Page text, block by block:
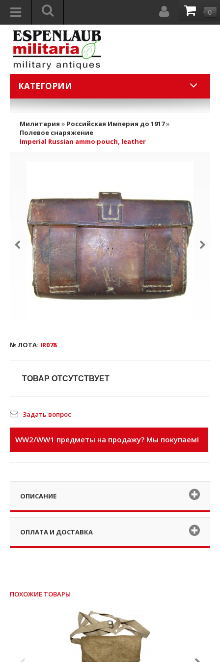
0
КАТЕГОРИИ
Милитария » Российская Империя до 1917»
Полевое снаряжение
Imperial Russian ammo pouch, leather
№ ЛОТА: IR078
ТОВАР ОТСУТСТВУЕТ
Задать вопрос
WW2/WW1 предметы на продажу? Мы покупаем!
ОПИСАНИЕ
ОПЛАТА И ДОСТАВКА
ПОХОЖИЕ ТОВАРЫ